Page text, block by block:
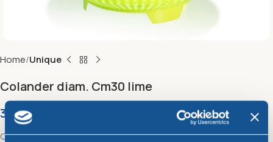
Home Unique
Colander diam. Cm30 lime
3,94€
Colander diam. Cm30 lime